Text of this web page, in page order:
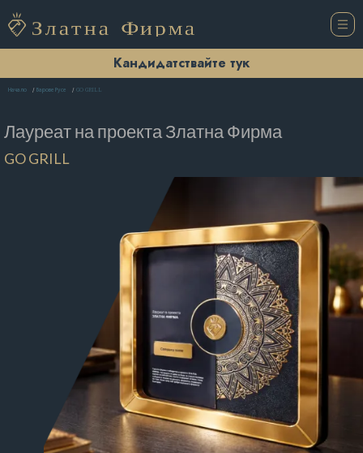
Кандидатствайте тук
Начало Барове Русе GO GRILL
Лауреат на проектаЗлатна Фирма
GO GRILL